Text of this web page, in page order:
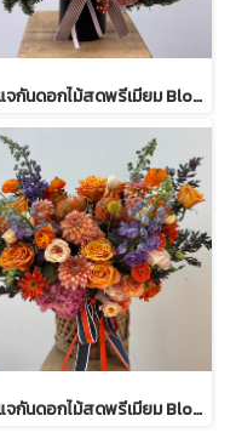
สั่งแจกันดอกไม้สดพรีเมียม Blooming Elegance 74 แสดงความยินดีองค์กร | Le Floriste
สั่งแจกันดอกไม้สดพรีเมียม Blooming Elegance 63 แสดงความยินดีองค์กร | Le Floriste